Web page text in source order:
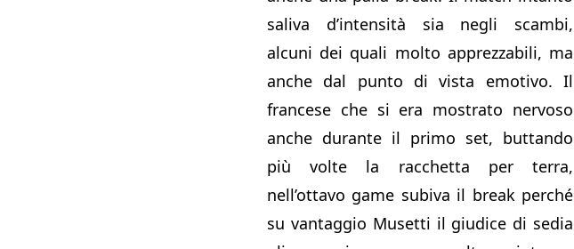
saliva d’intensità sia negli scambi,
alcuni dei quali molto apprezzabili, ma
anche dal punto di vista emotivo. Il
francese che si era mostrato nervoso
anche durante il primo set, buttando
più volte la racchetta per terra,
nell’ottavo game subiva il break perché
su vantaggio Musetti il giudice di sedia